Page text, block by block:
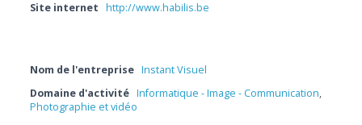
Site internet http://www.habilis.be
Nom de l'entreprise Instant Visuel
Domaine d'activité Informatique - Image - Communication,
Photographie et vidéo